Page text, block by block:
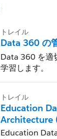
トレイル
Data 360 の
Data 360 を適
学習します。
トレイル
Education
Architecture
の管理
Education